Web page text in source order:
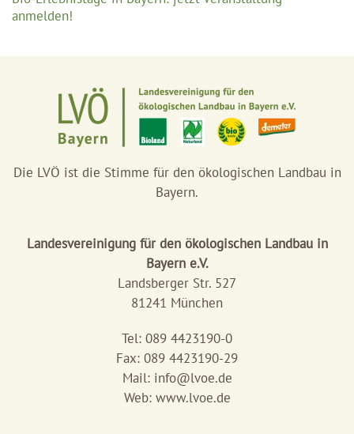
anmelden!
Die LVÖ ist die Stimme für den ökologischen Landbau in
Bayern.
Landesvereinigung für den ökologischen Landbau in
Bayern e.V.
Landsberger Str. 527
81241 München
Tel: 089 4423190-0
Fax: 089 4423190-29
Mail: info@lvoe.de
Web: www.lvoe.de